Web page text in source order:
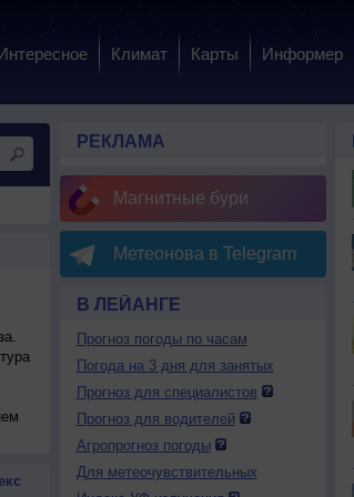
Климат Карты Информер
РЕКЛАМА
Магнитные бури
Метеонова в Telegram
В ЛЕЙАНГЕ
Прогноз погоды по часам
Погода на 3 дня для занятых
Прогноз для специалистов
Прогноз для водителей
Агропрогноз погоды
Для метеочувствительных